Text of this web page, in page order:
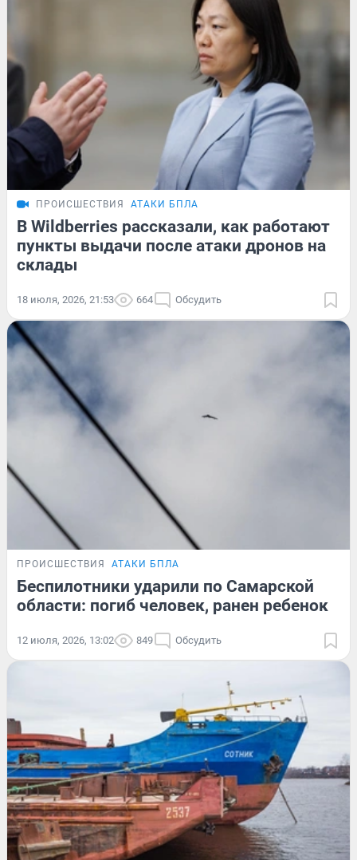
ПРОИСШЕСТВИЯ АТАКИ БПЛА
В Wildberries рассказали, как работают
пункты выдачи после атаки дронов на
склады
18 июля, 2026, 21:53 664 Обсудить
ПРОИСШЕСТВИЯ АТАКИ БПЛА
Беспилотники ударили по Самарской
области: погиб человек, ранен ребенок
12 июля, 2026, 13:02 849 Обсудить